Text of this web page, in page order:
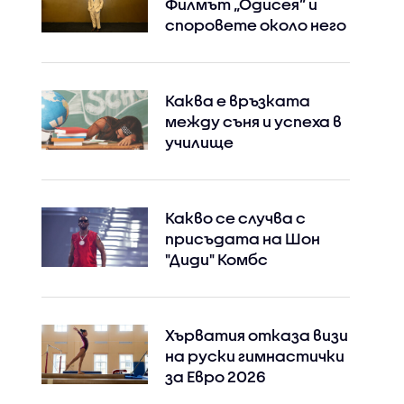
Филмът „Одисея” и
споровете около него
Каква е връзката
между съня и успеха в
училище
Какво се случва с
присъдата на Шон
"Диди" Комбс
Хърватия отказа визи
на руски гимнастички
за Евро 2026